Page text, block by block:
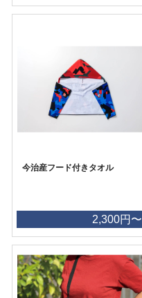
今治産フード付きタオル
2,300円〜